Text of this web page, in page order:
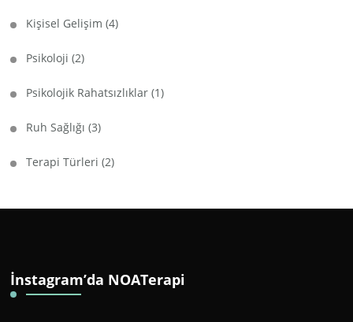
Kişisel Gelişim (4)
Psikoloji (2)
Psikolojik Rahatsızlıklar (1)
Ruh Sağlığı (3)
Terapi Türleri (2)
İnstagram’da NOATerapi